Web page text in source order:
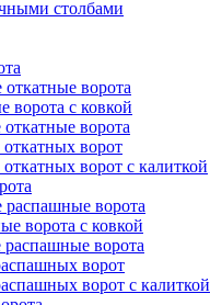
столбами
ворота
ворота с ковкой
ворота
ворот
ворот с калиткой
ворота
ворота с ковкой
ворота
ворот
ворот с калиткой